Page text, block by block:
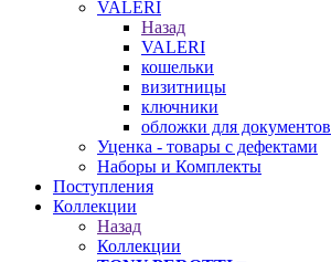
VALERI
Назад
VALERI
кошельки
визитницы
ключники
обложки для документов
Уценка - товары с дефектами
Наборы и Комплекты
Поступления
Коллекции
Назад
Коллекции